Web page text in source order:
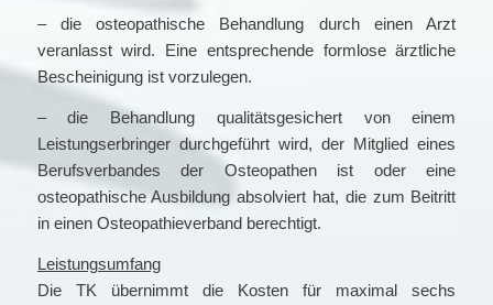
– die osteopathische Behandlung durch einen Arzt
veranlasst wird. Eine entsprechende formlose ärztliche
Bescheinigung ist vorzulegen.
– die Behandlung qualitätsgesichert von einem
Leistungserbringer durchgeführt wird, der Mitglied eines
Berufsverbandes der Osteopathen ist oder eine
osteopathische Ausbildung absolviert hat, die zum Beitritt
in einen Osteopathieverband berechtigt.
Leistungsumfang
Die TK übernimmt die Kosten für maximal sechs